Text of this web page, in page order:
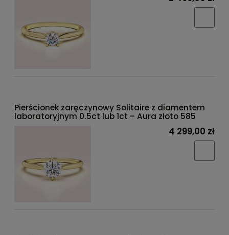
Pierścionek zaręczynowy Solitaire z diamentem
laboratoryjnym 0.5ct lub 1ct – Aura złoto 585
4 299,00 zł